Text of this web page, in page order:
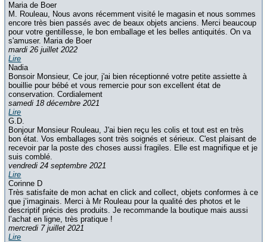
Maria de Boer
M. Rouleau, Nous avons récemment visité le magasin et nous sommes
encore très bien passés avec de beaux objets anciens. Merci beaucoup
pour votre gentillesse, le bon emballage et les belles antiquités. On va
s'amuser. Maria de Boer
mardi 26 juillet 2022
Lire
Nadia
Bonsoir Monsieur, Ce jour, j'ai bien réceptionné votre petite assiette à
bouillie pour bébé et vous remercie pour son excellent état de
conservation. Cordialement
samedi 18 décembre 2021
Lire
G.D.
Bonjour Monsieur Rouleau, J'ai bien reçu les colis et tout est en très
bon état. Vos emballages sont très soignés et sérieux. C'est plaisant de
recevoir par la poste des choses aussi fragiles. Elle est magnifique et je
suis comblé.
vendredi 24 septembre 2021
Lire
Corinne D
Très satisfaite de mon achat en click and collect, objets conformes à ce
que j’imaginais. Merci à Mr Rouleau pour la qualité des photos et le
descriptif précis des produits. Je recommande la boutique mais aussi
l’achat en ligne, très pratique !
mercredi 7 juillet 2021
Lire